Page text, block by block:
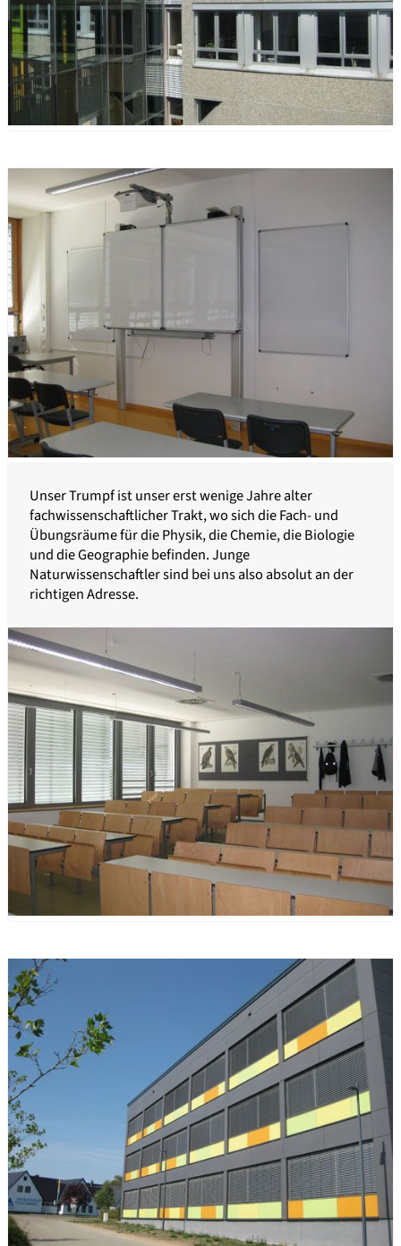
Unser Trumpf ist unser erst wenige Jahre alter
fachwissenschaftlicher Trakt, wo sich die Fach- und
Übungsräume für die Physik, die Chemie, die Biologie
und die Geographie befinden. Junge
Naturwissenschaftler sind bei uns also absolut an der
richtigen Adresse.